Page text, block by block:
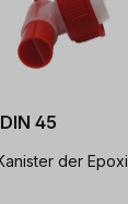
45
der